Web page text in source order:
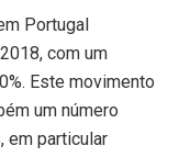
Portugal
com um
Este movimento
um número
em particular